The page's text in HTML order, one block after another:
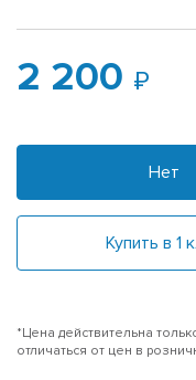
2 200
Нет
Купить в 1
*Цена действительна
отличаться от цен в